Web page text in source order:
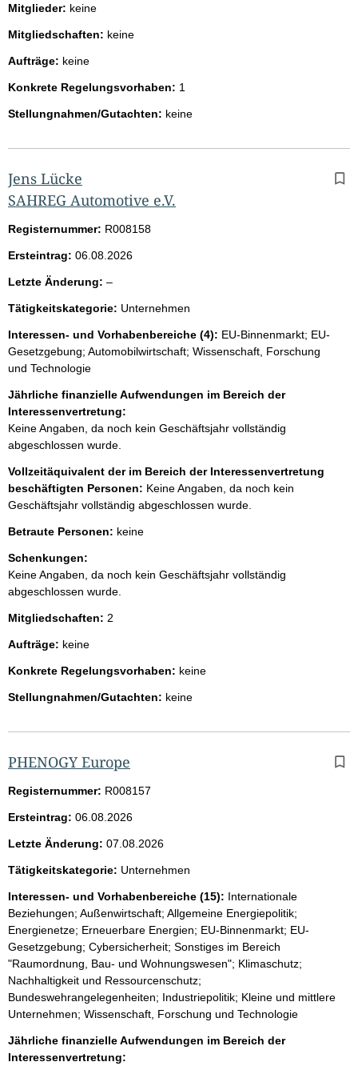
Mitglieder: keine
Mitgliedschaften: keine
Aufträge: keine
Konkrete Regelungsvorhaben: 1
Stellungnahmen/Gutachten: keine
Jens Lücke
SAHREG Automotive e.V.
Registernummer: R008158
Ersteintrag: 06.08.2026
Letzte Änderung: –l
e
r
Tätigkeitskategorie: Unternehmen
Interessen- und Vorhabenbereiche (4): EU-Binnenmarkt; EU-
Gesetzgebung; Automobilwirtschaft; Wissenschaft, Forschung
und Technologie
Jährliche finanzielle Aufwendungen im Bereich der
Interessenvertretung:
Keine Angaben, da noch kein Geschäftsjahr vollständig
abgeschlossen wurde.
Vollzeitäquivalent der im Bereich der Interessenvertretung
beschäftigten Personen: Keine Angaben, da noch kein
Geschäftsjahr vollständig abgeschlossen wurde.
Betraute Personen: keine
Schenkungen:
Keine Angaben, da noch kein Geschäftsjahr vollständig
abgeschlossen wurde.
Mitgliedschaften: 2
Aufträge: keine
Konkrete Regelungsvorhaben: keine
Stellungnahmen/Gutachten: keine
PHENOGY Europe
Registernummer: R008157
Ersteintrag: 06.08.2026
Letzte Änderung: 07.08.2026
Tätigkeitskategorie: Unternehmen
Interessen- und Vorhabenbereiche (15): Internationale
Beziehungen; Außenwirtschaft; Allgemeine Energiepolitik;
Energienetze; Erneuerbare Energien; EU-Binnenmarkt; EU-
Gesetzgebung; Cybersicherheit; Sonstiges im Bereich
"Raumordnung, Bau- und Wohnungswesen"; Klimaschutz;
Nachhaltigkeit und Ressourcenschutz;
Bundeswehrangelegenheiten; Industriepolitik; Kleine und mittlere
Unternehmen; Wissenschaft, Forschung und Technologie
Jährliche finanzielle Aufwendungen im Bereich der
Interessenvertretung: